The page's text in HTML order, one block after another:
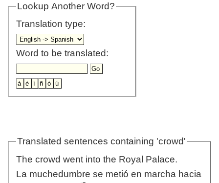
Lookup Another Word?
Translation type:
Word to be translated:
Translated sentences containing 'crowd'
The crowd went into the Royal Palace.
La muchedumbre se metió en marcha hacia